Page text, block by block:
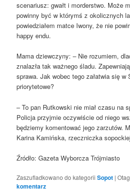
scenariusz: gwałt i morderstwo. Może
powinny być w którymś z okolicznych
powiedziałem matce Iwony, że nie
happy endu.
Mama dziewczyny: – Nie rozumiem,
znalazła tak ważnego śladu.
sprawa. Jak wobec tego załatwia się
priorytetowe?
– To pan Rutkowski nie miał czasu na
Policja przyjmie oczywiście od niego
będziemy komentować jego zarzutów.
Karina Kamińska, rzeczniczka
Źródło: Gazeta Wyborcza Trójmiasto
Zaszufladkowano do kategorii Sopot |
komentarz